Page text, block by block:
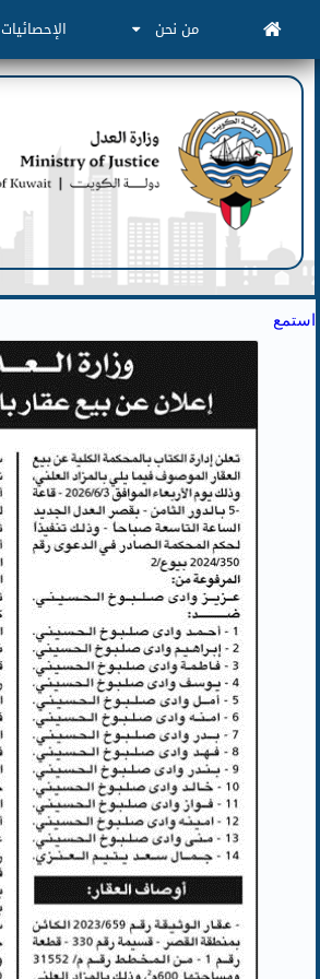
من نحن الإحصائيات
استمع